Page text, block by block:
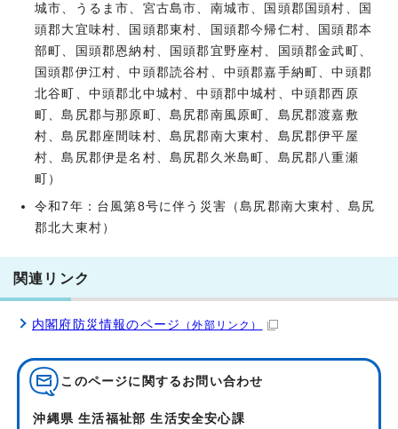
城市、うるま市、宮古島市、南城市、国頭郡国頭村、国
頭郡大宜味村、国頭郡東村、国頭郡今帰仁村、国頭郡本
部町、国頭郡恩納村、国頭郡宜野座村、国頭郡金武町、
国頭郡伊江村、中頭郡読谷村、中頭郡嘉手納町、中頭郡
北谷町、中頭郡北中城村、中頭郡中城村、中頭郡西原
町、島尻郡与那原町、島尻郡南風原町、島尻郡渡嘉敷
村、島尻郡座間味村、島尻郡南大東村、島尻郡伊平屋
村、島尻郡伊是名村、島尻郡久米島町、島尻郡八重瀬
町）
令和7年：台風第8号に伴う災害（島尻郡南大東村、島尻
郡北大東村）
関連リンク
内閣府防災情報のページ （外部リンク）
このページに関する お問い合わせ
沖縄県 生活福祉部 生活安全安心課